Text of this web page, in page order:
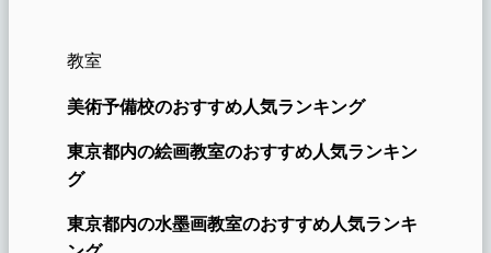
教室
美術予備校のおすすめ人気ランキング
東京都内の絵画教室のおすすめ人気ランキン
グ
東京都内の水墨画教室のおすすめ人気ランキ